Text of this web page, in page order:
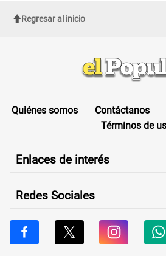
Regresar al inicio
Quiénes somos Contáctanos
Términos de
Enlaces de interés
Redes Sociales